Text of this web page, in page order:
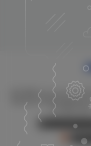
宜凡博客(www.poek.cn)
网络资源,免费提供最新的
学习基地,绿